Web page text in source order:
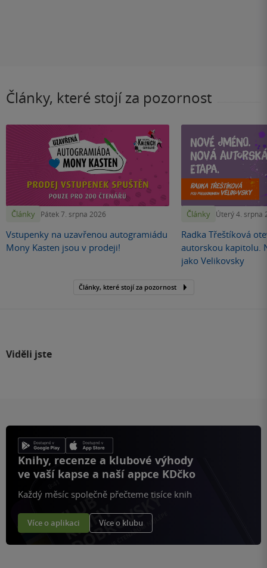
Články, které stojí za pozornost
Články Pátek 7. srpna 2026
Vstupenky na uzavřenou autogramiádu
Mony Kasten jsou v prodeji!
Články Úterý 4. srpna
Radka Třeštíková
autorskou kapitolu.
jako Velikovsky
Články, které stojí za pozornost
Viděli jste
Knihy, recenze a klubové výhody
ve vaší kapse a naší appce KDčko
Každý měsíc společně přečteme tisíce knih
Více o aplikaci Více o klubu